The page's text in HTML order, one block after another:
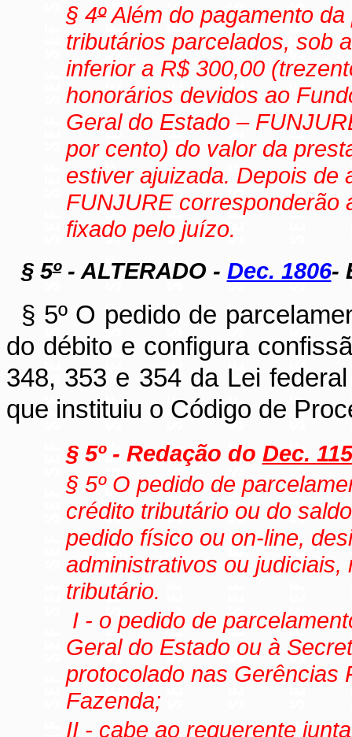
§ 4ºAlém do pagamento
tributários parcelados, sob
inferior a R$ 300,00
honorários devidos ao
Geral do Estado –
por cento) do valor da
estiver ajuizada. Depois de
FUNJURE corresponderão
fixado pelo juízo.
§ 5º- ALTERADO - Dec. 1806-
§ 5º O pedido de
do débito e configura
348, 353 e 354 da Lei
que instituiu o Código de
§ 5º - Redação do Dec.
§ 5º O pedido de
crédito tributário ou do
pedido físico ou on-line,
administrativos ou
tributário.
I - o pedido de
Geral do Estado ou à
protocolado nas Gerências
Fazenda;
II - cabe ao requerente